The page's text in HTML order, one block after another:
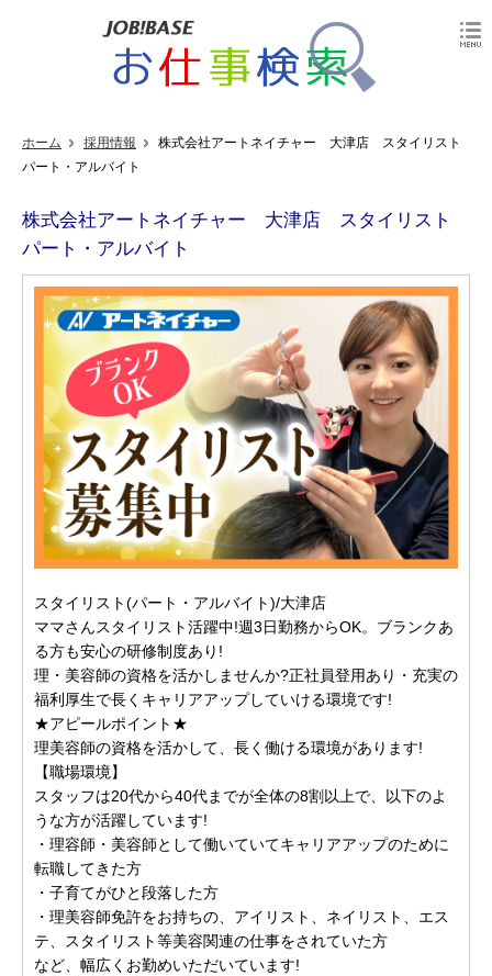
ホーム 採用情報
株式会社アートネイチャー 大津店 スタイリスト
パート・アルバイト
株式会社アートネイチャー 大津店 スタイリスト
パート・アルバイト
スタイリスト(パート・アルバイト)/大津店
ママさんスタイリスト活躍中!週3日勤務からOK。ブランクあ
る方も安心の研修制度あり!
理・美容師の資格を活かしませんか?正社員登用あり・充実の
福利厚生で長くキャリアアップしていける環境です!
★アピールポイント★
理美容師の資格を活かして、長く働ける環境があります!
【職場環境】
スタッフは20代から40代までが全体の8割以上で、以下のよ
うな方が活躍しています!
・理容師・美容師として働いていてキャリアアップのために
転職してきた方
・子育てがひと段落した方
・理美容師免許をお持ちの、アイリスト、ネイリスト、エス
テ、スタイリスト等美容関連の仕事をされていた方
など、幅広くお勤めいただいています!